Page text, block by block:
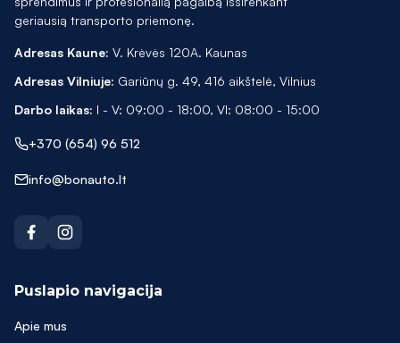
geriausią transporto priemonę.
Adresas Kaune: V. Krėvės 120A. Kaunas
Adresas Vilniuje: Gariūnų g. 49, 416 aikštelė, Vilnius
Darbo laikas: I - V: 09:00 - 18:00, VI: 08:00 - 15:00
+370 (654) 96 512
info@bonauto.lt
Puslapio navigacija
Apie mus